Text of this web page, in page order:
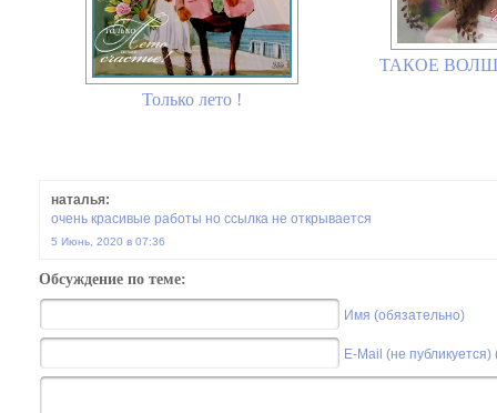
Только лето !
ТАКОЕ
наталья:
очень красивые работы но ссылка не открывается
5 Июнь, 2020 в 07:36
Обсуждение по теме:
Имя (обязательно)
E-Mail (не